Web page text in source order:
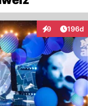
9
Interaktionen
196d